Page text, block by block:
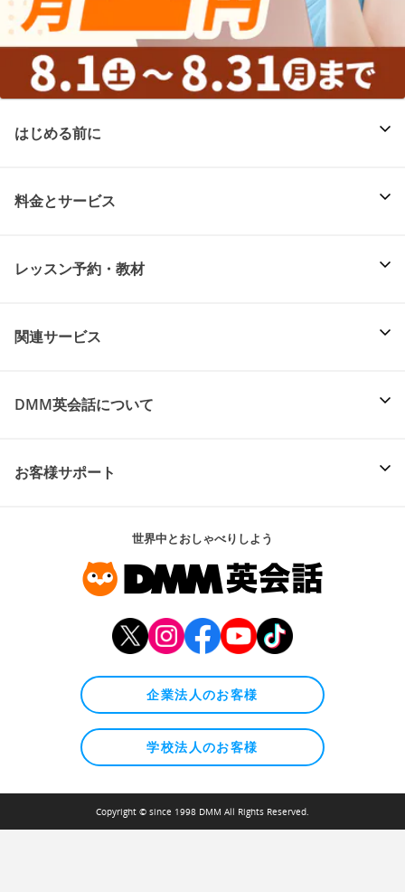
はじめる前に
料金とサービス
レッスン予約・教材
関連サービス
DMM英会話について
お客様サポート
世界中とおしゃべりしよう
企業法人のお客様
学校法人のお客様
Copyright © since 1998 DMM All Rights Reserved.